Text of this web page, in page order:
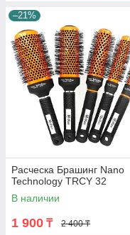
–21%
Расческа Брашинг Nano
Technology TRCY 32
В наличии
1 900 ₸ 2 400 ₸